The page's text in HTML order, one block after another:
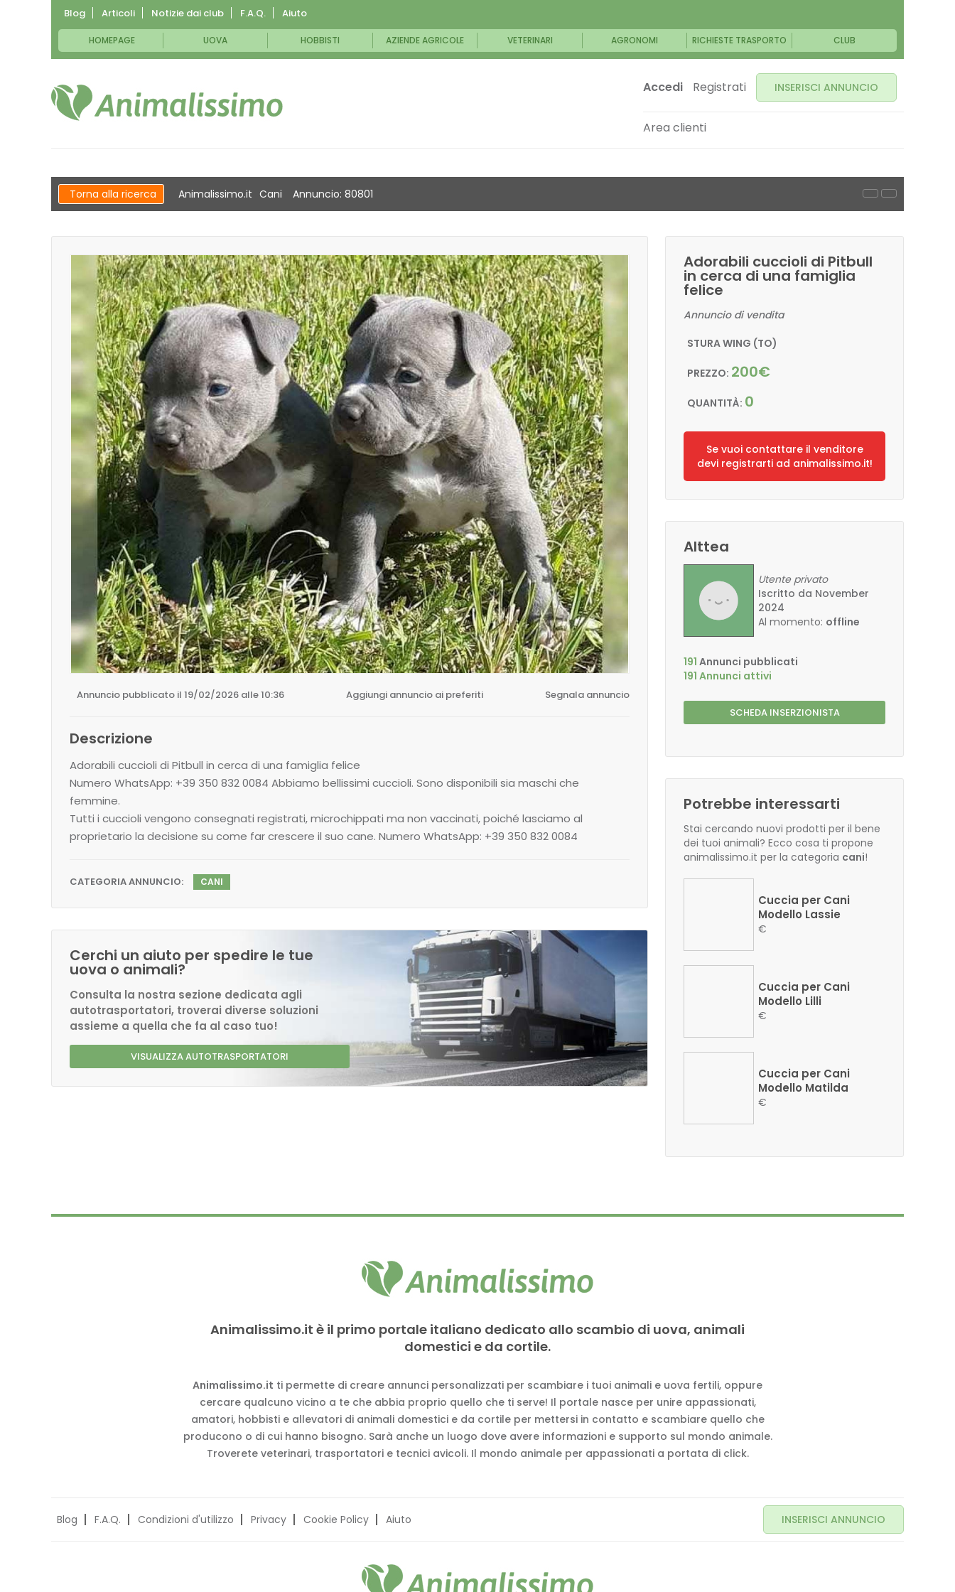
Blog Articoli Notizie dai club F.A.Q. Aiuto
HOMEPAGE UOVA HOBBISTI AZIENDE AGRICOLE VETERINARI AGRONOMI RICHIESTE TRASPORTO CLUB
Accedi Registrati INSERISCI ANNUNCIO
Area clienti
Torna alla ricerca Animalissimo.it Cani Annuncio: 80801
Annuncio pubblicato il 19/02/2026 alle 10:36 Aggiungi annuncio ai preferiti Segnala annuncio
Descrizione
Adorabili cuccioli di Pitbull in cerca di una famiglia felice
Numero WhatsApp: +39 350 832 0084 Abbiamo bellissimi cuccioli. Sono disponibili sia maschi che
femmine.
Tutti i cuccioli vengono consegnati registrati, microchippati ma non vaccinati, poiché lasciamo al
proprietario la decisione su come far crescere il suo cane. Numero WhatsApp: +39 350 832 0084
CATEGORIA ANNUNCIO: CANI
Cerchi un aiuto per spedire le tue
uova o animali?
Consulta la nostra sezione dedicata agli
autotrasportatori, troverai diverse soluzioni
assieme a quella che fa al caso tuo!
VISUALIZZA AUTOTRASPORTATORI
Adorabili cuccioli di Pitbull
in cerca di una famiglia
felice
Annuncio di vendita
STURA WING (TO)
PREZZO: 200€
QUANTITÀ: 0
Se vuoi contattare il venditore
devi registrarti ad animalissimo.it!
Alttea
Utente privato
Iscritto da November
2024
Al momento: offline
191 Annunci pubblicati
191 Annunci attivi
SCHEDA INSERZIONISTA
Potrebbe interessarti
Stai cercando nuovi prodotti per il bene
dei tuoi animali? Ecco cosa ti propone
animalissimo.it per la categoria cani!
Cuccia per Cani
Modello Lassie
€
Cuccia per Cani
Modello Lilli
€
Cuccia per Cani
Modello Matilda
€
Animalissimo.it è il primo portale italiano dedicato allo scambio di uova, animali
domestici e da cortile.
Animalissimo.it ti permette di creare annunci personalizzati per scambiare i tuoi animali e uova fertili, oppure
cercare qualcuno vicino a te che abbia proprio quello che ti serve! Il portale nasce per unire appassionati,
amatori, hobbisti e allevatori di animali domestici e da cortile per mettersi in contatto e scambiare quello che
producono o di cui hanno bisogno. Sarà anche un luogo dove avere informazioni e supporto sul mondo animale.
Troverete veterinari, trasportatori e tecnici avicoli. Il mondo animale per appassionati a portata di click.
Blog F.A.Q. Condizioni d'utilizzo Privacy Cookie Policy Aiuto INSERISCI ANNUNCIO